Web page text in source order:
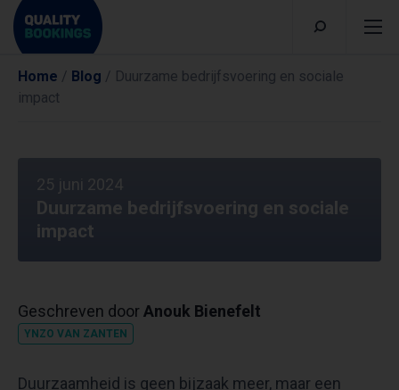
Home / Blog / Duurzame bedrijfsvoering en sociale
impact
25 juni 2024
Duurzame bedrijfsvoering en sociale
impact
Geschreven door Anouk Bienefelt
YNZO VAN ZANTEN
Duurzaamheid is geen bijzaak meer, maar een